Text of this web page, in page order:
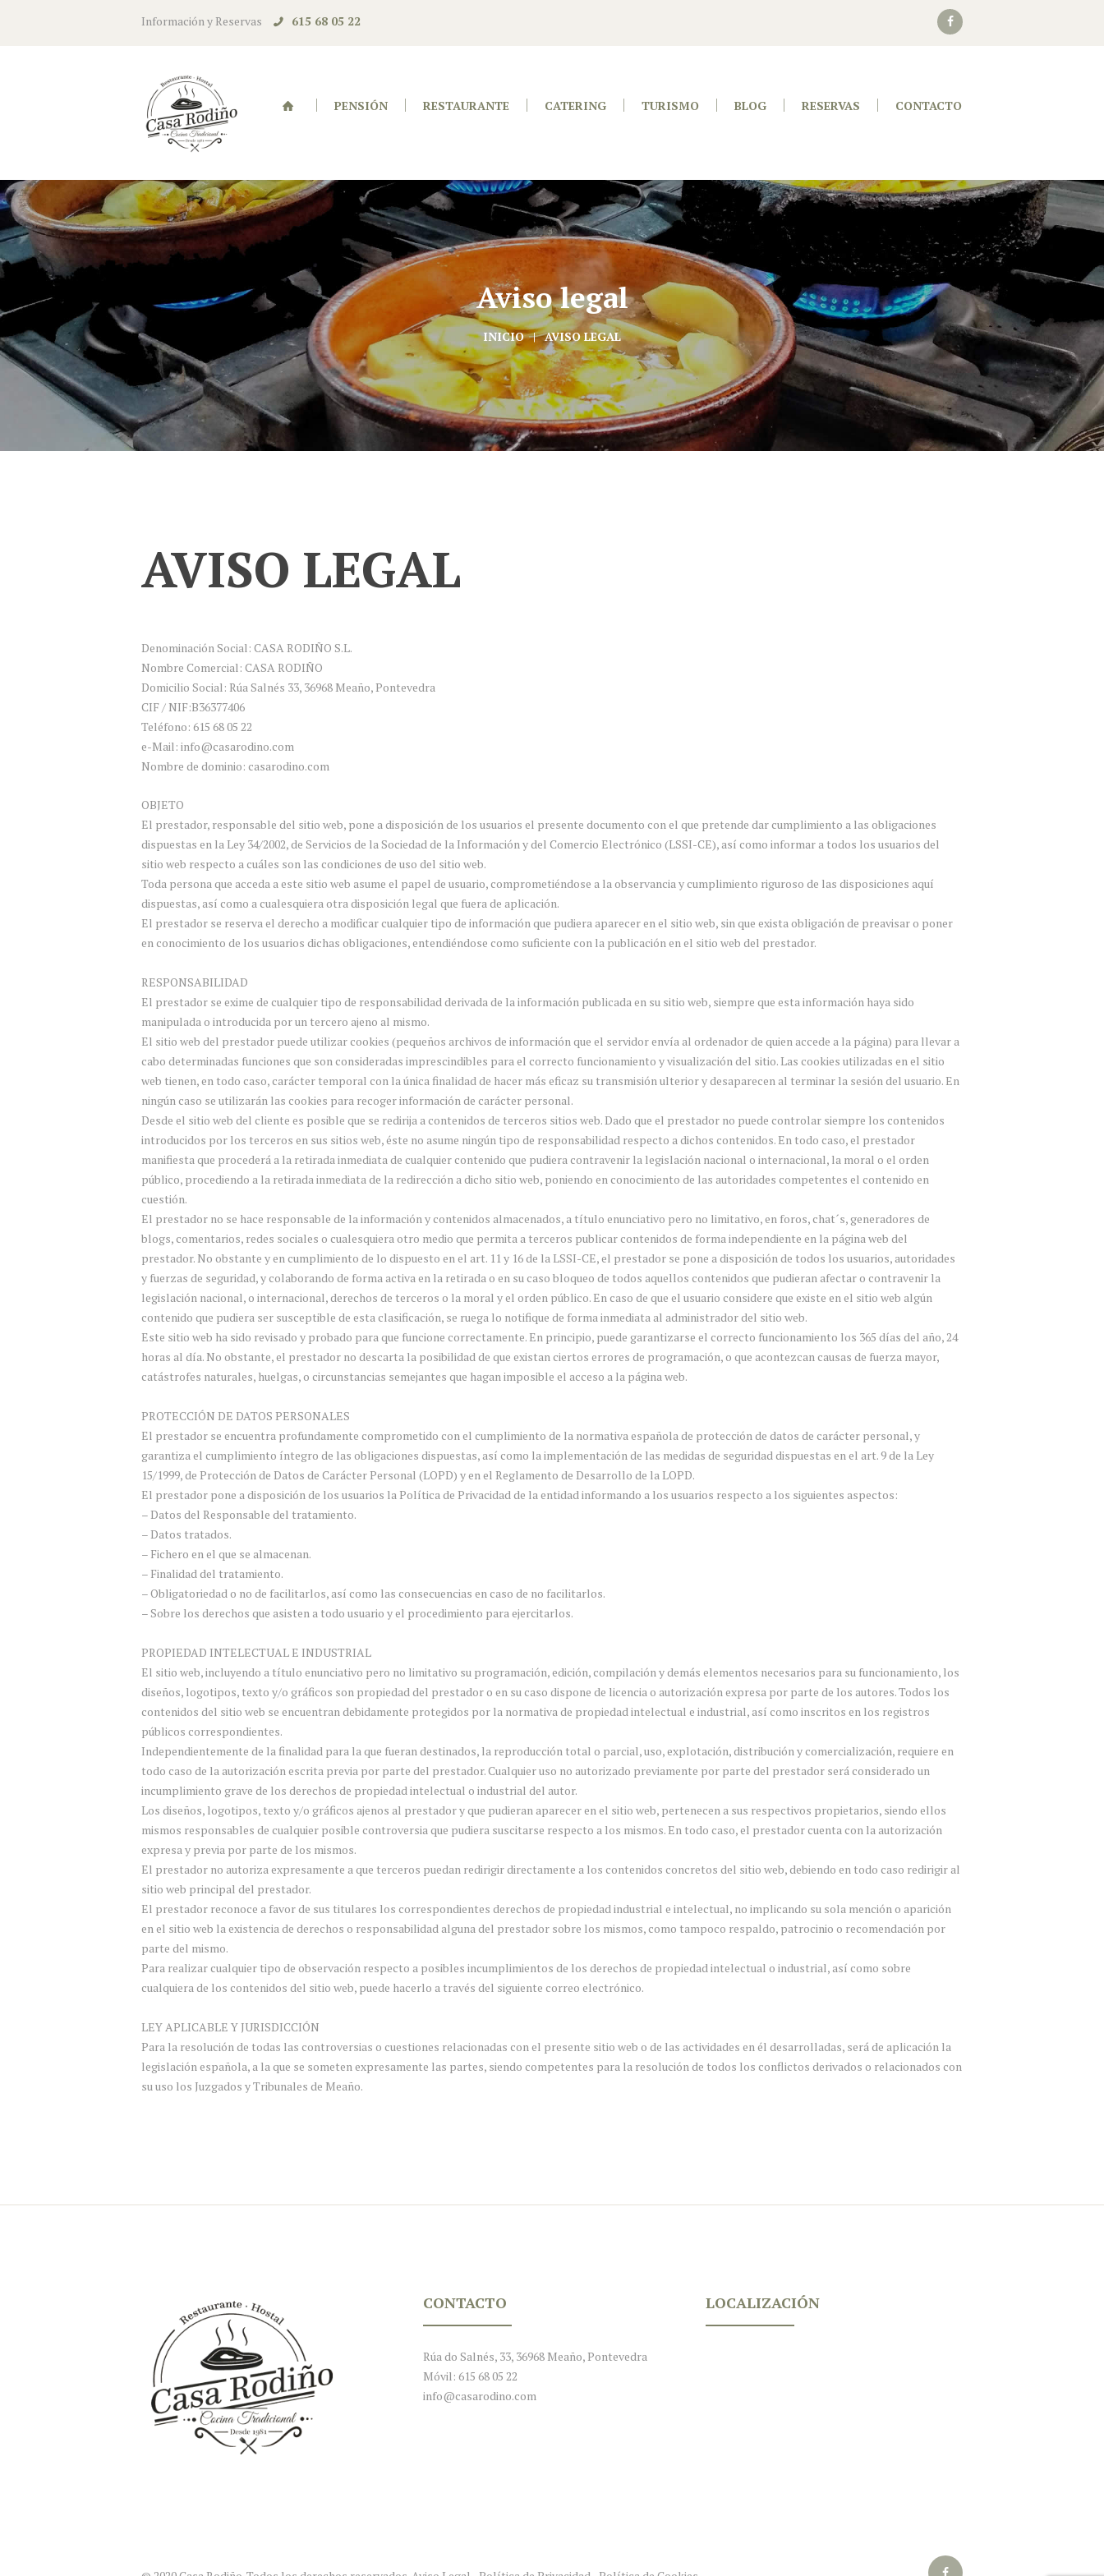
Información y Reservas 615 68 05 22
PENSIÓN RESTAURANTE CATERING TURISMO BLOG RESERVAS CONTACTO
Aviso legal
INICIO AVISO LEGAL
AVISO LEGAL
Denominación Social: CASA RODIÑO S.L.
Nombre Comercial: CASA RODIÑO
Domicilio Social: Rúa Salnés 33, 36968 Meaño, Pontevedra
CIF / NIF:B36377406
Teléfono: 615 68 05 22
e-Mail: info@casarodino.com
Nombre de dominio: casarodino.com
OBJETO
El prestador, responsable del sitio web, pone a disposición de los usuarios el presente documento con el que pretende dar cumplimiento a las obligaciones
dispuestas en la Ley 34/2002, de Servicios de la Sociedad de la Información y del Comercio Electrónico (LSSI-CE), así como informar a todos los usuarios del
sitio web respecto a cuáles son las condiciones de uso del sitio web.
Toda persona que acceda a este sitio web asume el papel de usuario, comprometiéndose a la observancia y cumplimiento riguroso de las disposiciones aquí
dispuestas, así como a cualesquiera otra disposición legal que fuera de aplicación.
El prestador se reserva el derecho a modificar cualquier tipo de información que pudiera aparecer en el sitio web, sin que exista obligación de preavisar o poner
en conocimiento de los usuarios dichas obligaciones, entendiéndose como suficiente con la publicación en el sitio web del prestador.
RESPONSABILIDAD
El prestador se exime de cualquier tipo de responsabilidad derivada de la información publicada en su sitio web, siempre que esta información haya sido
manipulada o introducida por un tercero ajeno al mismo.
El sitio web del prestador puede utilizar cookies (pequeños archivos de información que el servidor envía al ordenador de quien accede a la página) para llevar a
cabo determinadas funciones que son consideradas imprescindibles para el correcto funcionamiento y visualización del sitio. Las cookies utilizadas en el sitio
web tienen, en todo caso, carácter temporal con la única finalidad de hacer más eficaz su transmisión ulterior y desaparecen al terminar la sesión del usuario. En
ningún caso se utilizarán las cookies para recoger información de carácter personal.
Desde el sitio web del cliente es posible que se redirija a contenidos de terceros sitios web. Dado que el prestador no puede controlar siempre los contenidos
introducidos por los terceros en sus sitios web, éste no asume ningún tipo de responsabilidad respecto a dichos contenidos. En todo caso, el prestador
manifiesta que procederá a la retirada inmediata de cualquier contenido que pudiera contravenir la legislación nacional o internacional, la moral o el orden
público, procediendo a la retirada inmediata de la redirección a dicho sitio web, poniendo en conocimiento de las autoridades competentes el contenido en
cuestión.
El prestador no se hace responsable de la información y contenidos almacenados, a título enunciativo pero no limitativo, en foros, chat´s, generadores de
blogs, comentarios, redes sociales o cualesquiera otro medio que permita a terceros publicar contenidos de forma independiente en la página web del
prestador. No obstante y en cumplimiento de lo dispuesto en el art. 11 y 16 de la LSSI-CE, el prestador se pone a disposición de todos los usuarios, autoridades
y fuerzas de seguridad, y colaborando de forma activa en la retirada o en su caso bloqueo de todos aquellos contenidos que pudieran afectar o contravenir la
legislación nacional, o internacional, derechos de terceros o la moral y el orden público. En caso de que el usuario considere que existe en el sitio web algún
contenido que pudiera ser susceptible de esta clasificación, se ruega lo notifique de forma inmediata al administrador del sitio web.
Este sitio web ha sido revisado y probado para que funcione correctamente. En principio, puede garantizarse el correcto funcionamiento los 365 días del año, 24
horas al día. No obstante, el prestador no descarta la posibilidad de que existan ciertos errores de programación, o que acontezcan causas de fuerza mayor,
catástrofes naturales, huelgas, o circunstancias semejantes que hagan imposible el acceso a la página web.
PROTECCIÓN DE DATOS PERSONALES
El prestador se encuentra profundamente comprometido con el cumplimiento de la normativa española de protección de datos de carácter personal, y
garantiza el cumplimiento íntegro de las obligaciones dispuestas, así como la implementación de las medidas de seguridad dispuestas en el art. 9 de la Ley
15/1999, de Protección de Datos de Carácter Personal (LOPD) y en el Reglamento de Desarrollo de la LOPD.
El prestador pone a disposición de los usuarios la Política de Privacidad de la entidad informando a los usuarios respecto a los siguientes aspectos:
– Datos del Responsable del tratamiento.
– Datos tratados.
– Fichero en el que se almacenan.
– Finalidad del tratamiento.
– Obligatoriedad o no de facilitarlos, así como las consecuencias en caso de no facilitarlos.
– Sobre los derechos que asisten a todo usuario y el procedimiento para ejercitarlos.
PROPIEDAD INTELECTUAL E INDUSTRIAL
El sitio web, incluyendo a título enunciativo pero no limitativo su programación, edición, compilación y demás elementos necesarios para su funcionamiento, los
diseños, logotipos, texto y/o gráficos son propiedad del prestador o en su caso dispone de licencia o autorización expresa por parte de los autores. Todos los
contenidos del sitio web se encuentran debidamente protegidos por la normativa de propiedad intelectual e industrial, así como inscritos en los registros
públicos correspondientes.
Independientemente de la finalidad para la que fueran destinados, la reproducción total o parcial, uso, explotación, distribución y comercialización, requiere en
todo caso de la autorización escrita previa por parte del prestador. Cualquier uso no autorizado previamente por parte del prestador será considerado un
incumplimiento grave de los derechos de propiedad intelectual o industrial del autor.
Los diseños, logotipos, texto y/o gráficos ajenos al prestador y que pudieran aparecer en el sitio web, pertenecen a sus respectivos propietarios, siendo ellos
mismos responsables de cualquier posible controversia que pudiera suscitarse respecto a los mismos. En todo caso, el prestador cuenta con la autorización
expresa y previa por parte de los mismos.
El prestador no autoriza expresamente a que terceros puedan redirigir directamente a los contenidos concretos del sitio web, debiendo en todo caso redirigir al
sitio web principal del prestador.
El prestador reconoce a favor de sus titulares los correspondientes derechos de propiedad industrial e intelectual, no implicando su sola mención o aparición
en el sitio web la existencia de derechos o responsabilidad alguna del prestador sobre los mismos, como tampoco respaldo, patrocinio o recomendación por
parte del mismo.
Para realizar cualquier tipo de observación respecto a posibles incumplimientos de los derechos de propiedad intelectual o industrial, así como sobre
cualquiera de los contenidos del sitio web, puede hacerlo a través del siguiente correo electrónico.
LEY APLICABLE Y JURISDICCIÓN
Para la resolución de todas las controversias o cuestiones relacionadas con el presente sitio web o de las actividades en él desarrolladas, será de aplicación la
legislación española, a la que se someten expresamente las partes, siendo competentes para la resolución de todos los conflictos derivados o relacionados con
su uso los Juzgados y Tribunales de Meaño.
CONTACTO
Rúa do Salnés, 33, 36968 Meaño, Pontevedra
Móvil: 615 68 05 22
info@casarodino.com
LOCALIZACIÓN